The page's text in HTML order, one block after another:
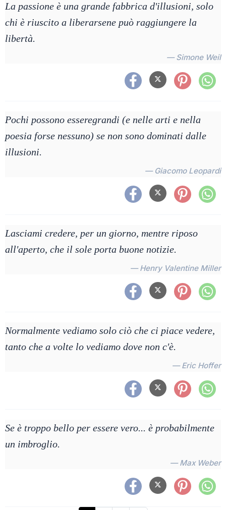
La passione è una grande fabbrica d'illusioni, solo
chi è riuscito a liberarsene può raggiungere la
libertà.
— Simone Weil
Pochi possono esseregrandi (e nelle arti e nella
poesia forse nessuno) se non sono dominati dalle
illusioni.
— Giacomo Leopardi
Lasciami credere, per un giorno, mentre riposo
all'aperto, che il sole porta buone notizie.
— Henry Valentine Miller
Normalmente vediamo solo ciò che ci piace vedere,
tanto che a volte lo vediamo dove non c'è.
— Eric Hoffer
Se è troppo bello per essere vero... è probabilmente
un imbroglio.
— Max Weber